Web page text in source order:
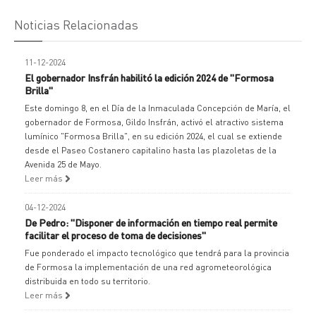
Noticias Relacionadas
11-12-2024
El gobernador Insfrán habilitó la edición 2024 de "Formosa
Brilla"
Este domingo 8, en el Día de la Inmaculada Concepción de María, el
gobernador de Formosa, Gildo Insfrán, activó el atractivo sistema
lumínico "Formosa Brilla", en su edición 2024, el cual se extiende
desde el Paseo Costanero capitalino hasta las plazoletas de la
Avenida 25 de Mayo.
Leer más
04-12-2024
De Pedro: "Disponer de información en tiempo real permite
facilitar el proceso de toma de decisiones"
Fue ponderado el impacto tecnológico que tendrá para la provincia
de Formosa la implementación de una red agrometeorológica
distribuida en todo su territorio.
Leer más